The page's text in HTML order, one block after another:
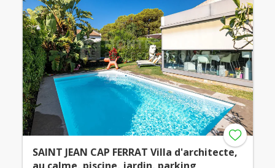
SAINT JEAN CAP FERRAT Villa d'architecte,